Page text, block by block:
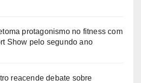
protagonismo no fitness com
Show pelo segundo ano
reacende debate sobre